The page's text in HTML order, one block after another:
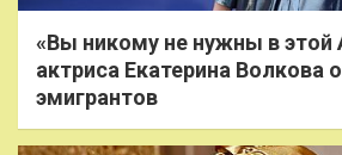
«Вы никому не нужны в этой
актриса Екатерина Волкова
эмигрантов